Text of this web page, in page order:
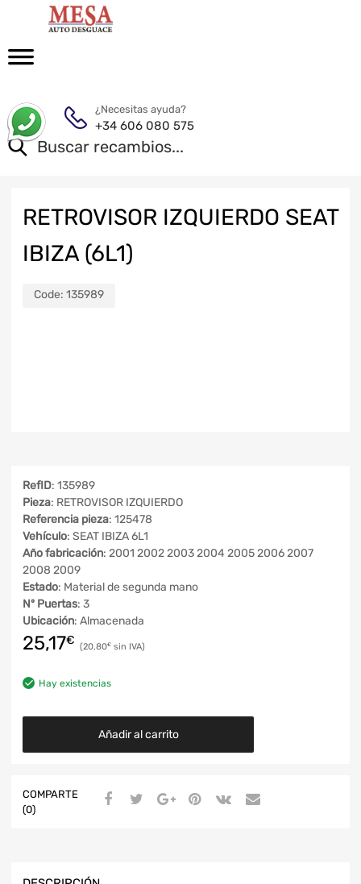
¿Necesitas ayuda?
+34 606 080 575
RETROVISOR IZQUIERDO SEAT
IBIZA (6L1)
Code: 135989
RefID: 135989
Pieza: RETROVISOR IZQUIERDO
Referencia pieza: 125478
Vehículo: SEAT IBIZA 6L1
Año fabricación: 2001 2002 2003 2004 2005 2006 2007
2008 2009
Estado: Material de segunda mano
Nº Puertas: 3
Ubicación: Almacenada
25,17€ 20,80€
Hay existencias
Añadir al carrito
COMPARTE
(0)